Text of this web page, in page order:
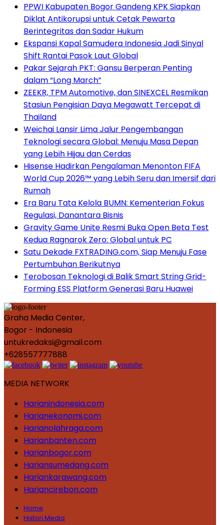
PPWI Kabupaten Bogor Gandeng KPK Siapkan
Diklat Antikorupsi untuk Cetak Pewarta
Berintegritas dan Sadar Hukum
Ekspansi Kapal Samudera Indonesia Jadi Sinyal
Shift Rantai Pasok Laut Global
Pakar Sejarah PKT: Gansu Berperan Penting
dalam “Long March”
ZEEKR, TPM Automotive, dan SINEXCEL Resmikan
Stasiun Pengisian Daya Megawatt Tercepat di
Thailand
Weichai Lansir Lima Jalur Pengembangan
Teknologi secara Global: Menuju Masa Depan
yang Lebih Hijau dan Cerdas
Hisense Hadirkan Pengalaman Menonton FIFA
World Cup 2026™ yang Lebih Seru dan Imersif dari
Rumah
Era Baru Tata Kelola BUMN: Kementerian Fokus
Regulasi, Danantara Bisnis
Gravity Game Unite Resmi Buka Open Beta Test
Kedua Ragnarok Zero: Global untuk PC
Satu Dekade FXTRADING.com, Siap Menuju Fase
Pertumbuhan Berikutnya
Terobosan Teknologi di Balik Smart String Grid-
Forming ESS Platform Generasi Baru Huawei
Graha Media Center,
Bogor - Indonesia
untukredaksi@gmail.com
+628557777888
MEDIA NETWORK
Harianindonesia.com
Harianekonomi.com
Harianolahraga.com
Harianbanten.com
Harianbogor.com
Hariansumedang.com
Hariankarawang.com
Hariancirebon.com
Home
Histori Media